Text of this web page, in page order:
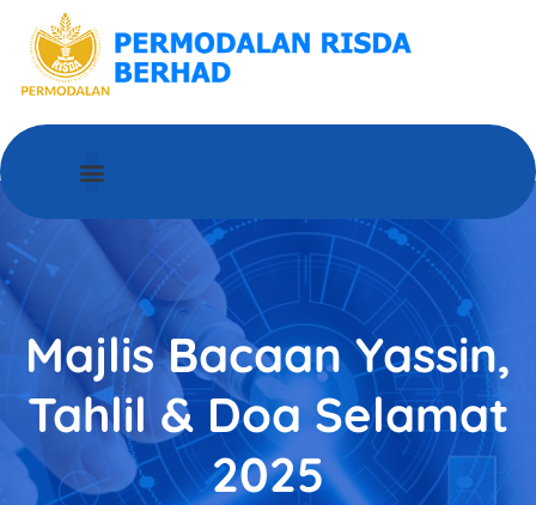
Majlis Bacaan Yassin,
Tahlil & Doa Selamat
2025